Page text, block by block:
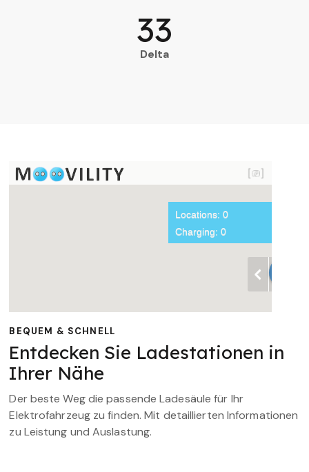
Delta
33
BEQUEM & SCHNELL
Entdecken Sie Ladestationen in
Ihrer Nähe
Der beste Weg die passende Ladesäule für Ihr
Elektrofahrzeug zu finden. Mit detaillierten Informationen
zu Leistung und Auslastung.